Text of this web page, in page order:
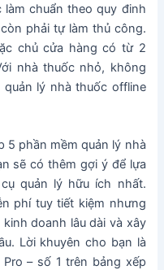
chuẩn theo quy đinh
phải tự làm thủ công.
chủ cửa hàng có từ 2
nhà thuốc nhỏ, không
lý nhà thuốc offline
5 phần mềm quản lý nhà
sẽ có thêm gợi ý để lựa
quản lý hữu ích nhất.
phí tuy tiết kiệm nhưng
doanh lâu dài và xây
Lời khuyên cho bạn là
– số 1 trên bảng xếp